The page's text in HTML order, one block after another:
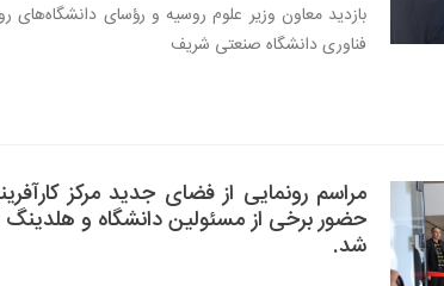
بازدید معاون وزیر علوم روسیه و رؤسای دانشگاه‌های
فناوری دانشگاه صنعتی شریف
مراسم رونمایی از فضای جدید مرکز
حضور برخی از مسئولین دانشگاه و هلدینگ
شد.